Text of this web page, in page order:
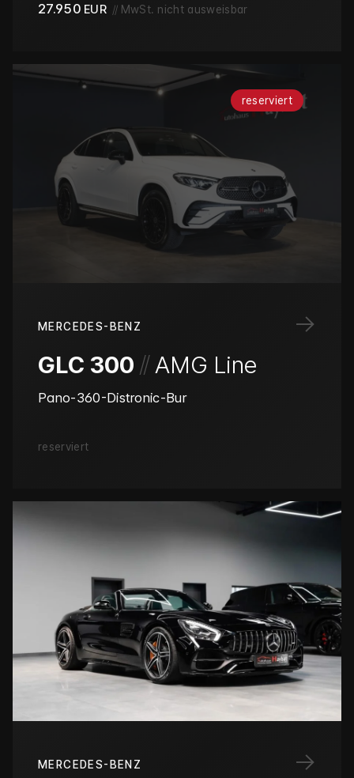
27.950 EUR // MwSt. nicht ausweisbar
reserviert
→
MERCEDES-BENZ
GLC 300 //AMG Line
Pano-360-Distronic-Bur
reserviert
→
MERCEDES-BENZ